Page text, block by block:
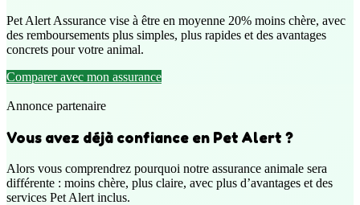
Pet Alert Assurance vise à être en moyenne 20% moins chère, avec
des remboursements plus simples, plus rapides et des avantages
concrets pour votre animal.
Comparer avec mon assurance
Annonce partenaire
Vous avez déjà confiance en Pet Alert ?
Alors vous comprendrez pourquoi notre assurance animale sera
différente : moins chère, plus claire, avec plus d’avantages et des
services Pet Alert inclus.